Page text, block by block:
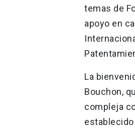
temas de
apoyo en
La
Bouchon,
compleja